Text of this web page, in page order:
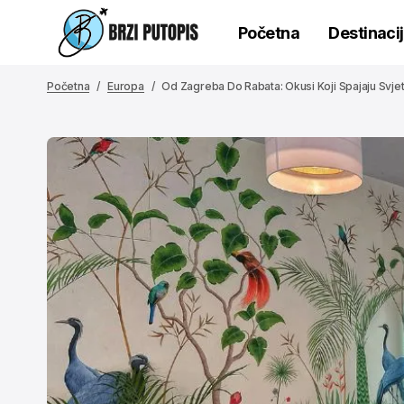
Početna
Početna Europa Od Zagreba Do Rabata: Okusi Koji Spajaju